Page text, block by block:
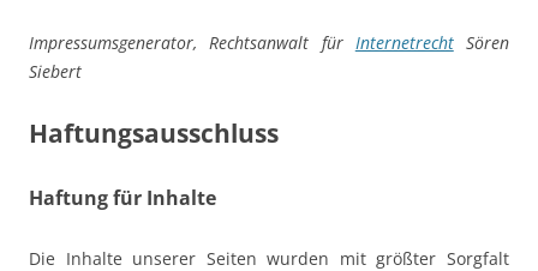
Impressumsgenerator, Rechtsanwalt für InternetrechtSören
Siebert
Haftungsausschluss
Haftung für Inhalte
Die Inhalte unserer Seiten wurden mit größter Sorgfalt